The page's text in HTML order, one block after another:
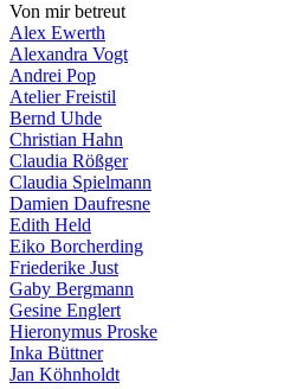
Von mir betreut
Alex Ewerth
Alexandra Vogt
Andrei Pop
Atelier Freistil
Bernd Uhde
Christian Hahn
Claudia Rößger
Claudia Spielmann
Damien Daufresne
Edith Held
Eiko Borcherding
Friederike Just
Gaby Bergmann
Gesine Englert
Hieronymus Proske
Inka Büttner
Jan Köhnholdt